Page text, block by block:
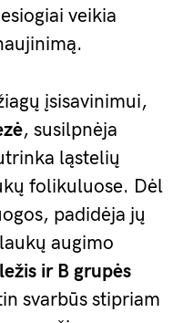
veikia
įsisavinimui,
, susilpnėja
ląstelių
folikuluose. Dėl
padidėja jų
augimo
ir B grupės
svarbūs stipriam